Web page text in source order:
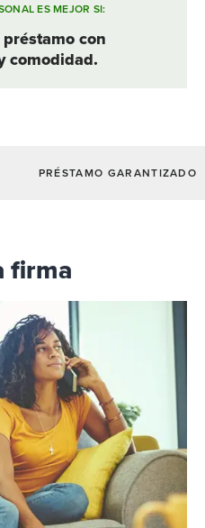
ES MEJOR SI:
con
comodidad.
PRÉSTAMO GARANTIZADO
firma